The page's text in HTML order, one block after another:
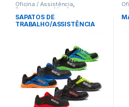
Oficina / Assistência,
Equipamento Mecânico
SAPATOS DE
TRABALHO/ASSISTÊNCIA